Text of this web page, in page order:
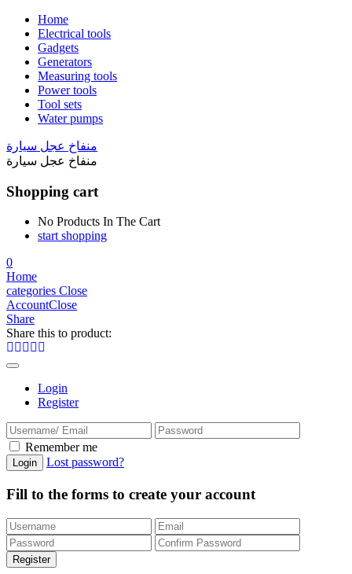
Home
Electrical tools
Gadgets
Generators
Measuring tools
Power tools
Tool sets
Water pumps
منفاخ عجل سيارة
منفاخ عجل سيارة
Shopping cart
No Products In The Cart
start shopping
0
Home
categories Close
AccountClose
Share
Share this to product:
Login
Register
Remember me
Lost password?
Fill to the forms to create your account